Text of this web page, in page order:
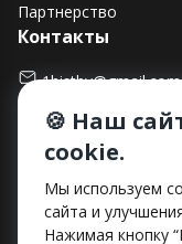
Партнерство
Контакты
1histby@gmail.com
+375 (29) 182-90-
г. Минск, ул.
Способы оплаты
🍪 Наш
cookie.
Мы используем
сайта и
Нажимая кнопку